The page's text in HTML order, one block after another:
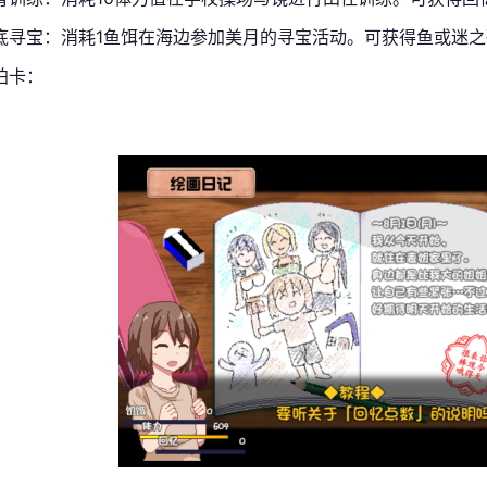
寻宝：消耗1鱼饵在海边参加美月的寻宝活动。可获得鱼或迷
：